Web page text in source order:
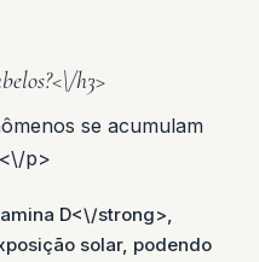
h3>
se acumulam
p>
D<\/strong>,
solar, podendo